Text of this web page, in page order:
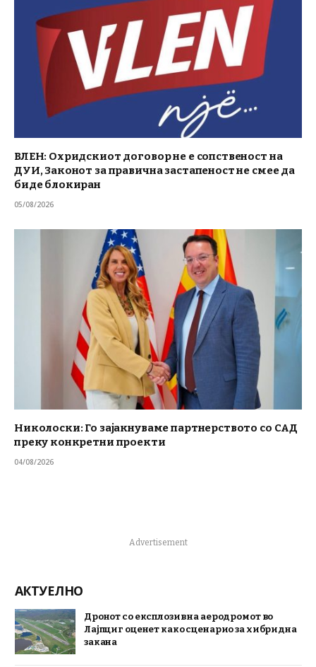
ВЛЕН: Охридскиот договор не е сопственост на
ДУИ, Законот за правична застапеност не смее да
биде блокиран
05/08/2026
Николоски: Го зајакнуваме партнерството со САД
преку конкретни проекти
04/08/2026
Advertisement
АКТУЕЛНО
Дронот со експлозив на аеродромот во
Лајпциг оценет како сценарио за хибридна
закана